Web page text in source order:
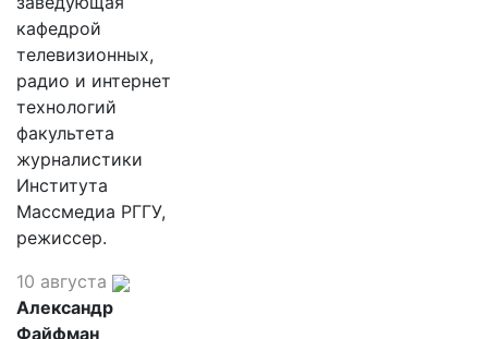
кафедрой
телевизионных,
радио и интернет
технологий
факультета
журналистики
Института
Массмедиа РГГУ,
режиссер.
10 августа
Александр
Файфман